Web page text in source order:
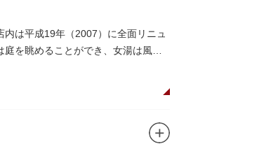
は平成19年（2007）に全面リニュ
を眺めることができ、女湯は風呂